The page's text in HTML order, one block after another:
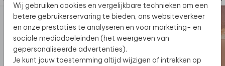
Wij gebruiken cookies en vergelijkbare technieken om een
betere gebruikerservaring te bieden, ons websiteverkeer
en onze prestaties te analyseren en voor marketing- en
sociale mediadoeleinden (het weergeven van
gepersonaliseerde advertenties).
Je kunt jouw toestemming altijd wijzigen of intrekken op